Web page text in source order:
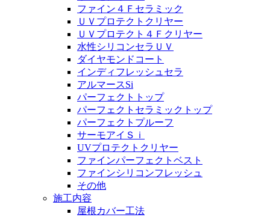
ファイン４Ｆセラミック
ＵＶプロテクトクリヤー
ＵＶプロテクト４Ｆクリヤー
水性シリコンセラＵＶ
ダイヤモンドコート
インディフレッシュセラ
アルマースSi
パーフェクトトップ
パーフェクトセラミックトップ
パーフェクトプルーフ
サーモアイＳｉ
UVプロテクトクリヤー
ファインパーフェクトベスト
ファインシリコンフレッシュ
その他
施工内容
屋根カバー工法